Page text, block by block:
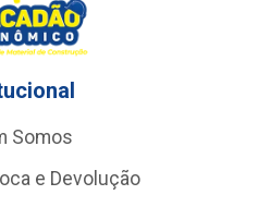
Somos
e Devolução